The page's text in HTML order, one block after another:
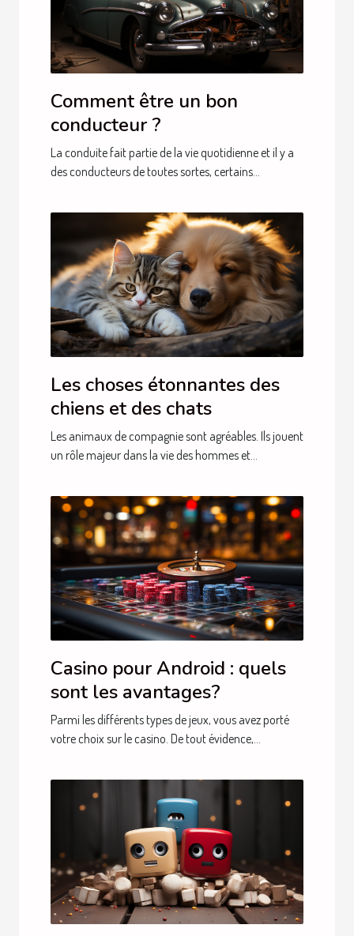
Comment être un bon
conducteur ?
La conduite fait partie de la vie quotidienne et il y a
des conducteurs de toutes sortes, certains...
Les choses étonnantes des
chiens et des chats
Les animaux de compagnie sont agréables. Ils jouent
un rôle majeur dans la vie des hommes et...
Casino pour Android : quels
sont les avantages?
Parmi les différents types de jeux, vous avez porté
votre choix sur le casino. De tout évidence,...